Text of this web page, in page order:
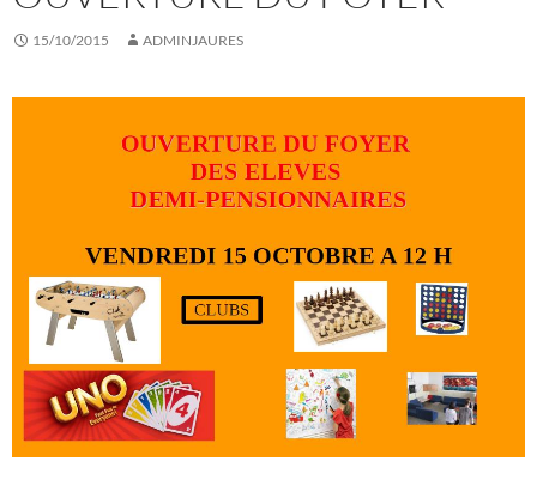
15/10/2015 ADMINJAURES